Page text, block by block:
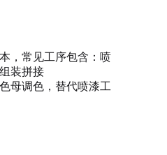
，常见工序包含：喷
装拼接
母调色，替代喷漆工